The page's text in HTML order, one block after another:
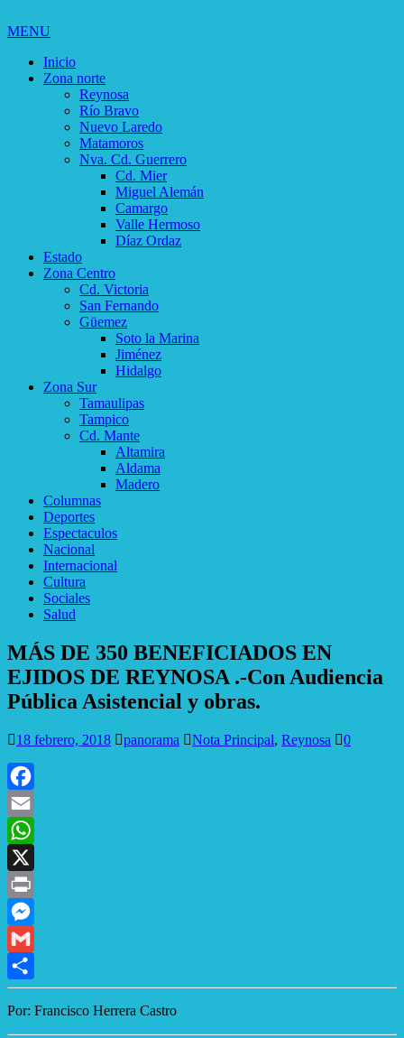
MENU
Inicio
Zona norte
Reynosa
Río Bravo
Nuevo Laredo
Matamoros
Nva. Cd. Guerrero
Cd. Mier
Miguel Alemán
Camargo
Valle Hermoso
Díaz Ordaz
Estado
Zona Centro
Cd. Victoria
San Fernando
Güemez
Soto la Marina
Jiménez
Hidalgo
Zona Sur
Tamaulipas
Tampico
Cd. Mante
Altamira
Aldama
Madero
Columnas
Deportes
Espectaculos
Nacional
Internacional
Cultura
Sociales
Salud
MÁS DE 350 BENEFICIADOS EN
EJIDOS DE REYNOSA .-Con Audiencia
Pública Asistencial y obras.
18 febrero, 2018 panorama Nota Principal, Reynosa 0
Facebook
Email
WhatsApp
X
Print
Messenger
Gmail
Compartir
Por: Francisco Herrera Castro